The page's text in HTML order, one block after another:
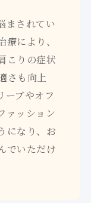
まされてい
により、
こりの症状
さも向上
ーブやオフ
ァッション
になり、お
でいただけ